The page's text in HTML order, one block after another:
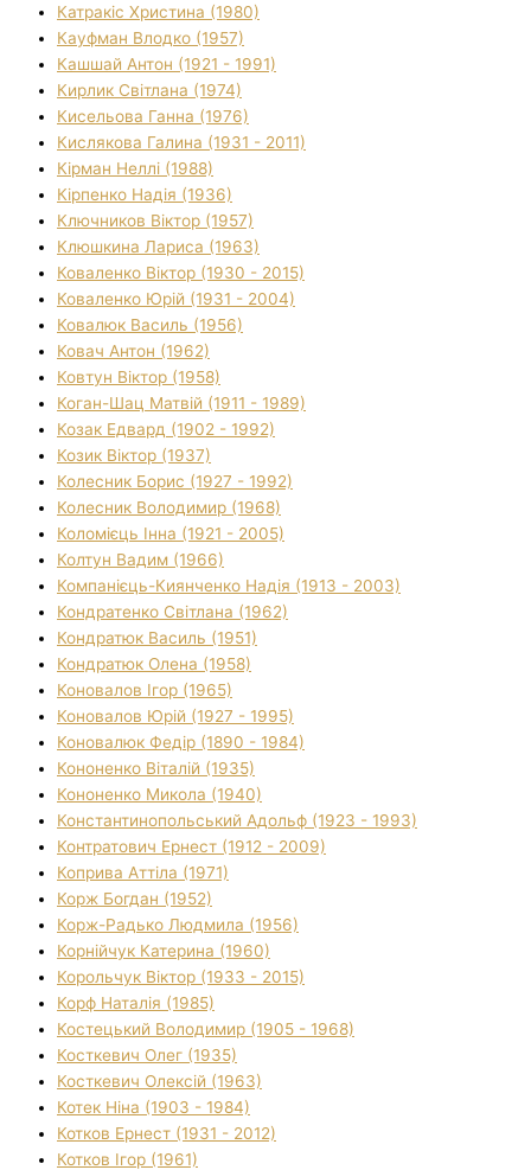
Катракіс Христина (1980)
Кауфман Влодко (1957)
Кашшай Антон (1921 - 1991)
Кирлик Світлана (1974)
Кисельова Ганна (1976)
Кислякова Галина (1931 - 2011)
Кірман Неллі (1988)
Кірпенко Надія (1936)
Ключников Віктор (1957)
Клюшкина Лариса (1963)
Коваленко Віктор (1930 - 2015)
Коваленко Юрій (1931 - 2004)
Ковалюк Василь (1956)
Ковач Антон (1962)
Ковтун Віктор (1958)
Коган-Шац Матвій (1911 - 1989)
Козак Едвард (1902 - 1992)
Козик Віктор (1937)
Колесник Борис (1927 - 1992)
Колесник Володимир (1968)
Коломієць Інна (1921 - 2005)
Колтун Вадим (1966)
Компанієць-Киянченко Надія (1913 - 2003)
Кондратенко Світлана (1962)
Кондратюк Василь (1951)
Кондратюк Олена (1958)
Коновалов Ігор (1965)
Коновалов Юрій (1927 - 1995)
Коновалюк Федір (1890 - 1984)
Кононенко Віталій (1935)
Кононенко Микола (1940)
Константинопольський Адольф (1923 - 1993)
Контратович Ернест (1912 - 2009)
Коприва Аттіла (1971)
Корж Богдан (1952)
Корж-Радько Людмила (1956)
Корнійчук Катерина (1960)
Корольчук Віктор (1933 - 2015)
Корф Наталія (1985)
Костецький Володимир (1905 - 1968)
Косткевич Олег (1935)
Косткевич Олексій (1963)
Котек Ніна (1903 - 1984)
Котков Ернест (1931 - 2012)
Котков Ігор (1961)